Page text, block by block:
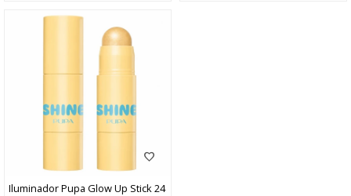
Iluminador Pupa Glow Up Stick 24